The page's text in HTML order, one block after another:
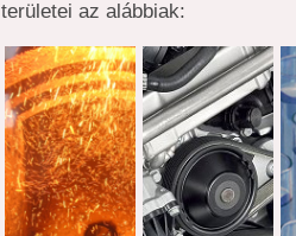
területei az alábbiak: